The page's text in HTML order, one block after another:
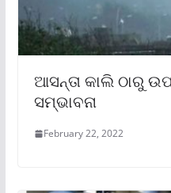
ଆସନ୍ତା କାଲି ଠାରୁ
ସମ୍ଭାବନା
February 22, 2022